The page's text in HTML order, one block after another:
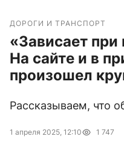
ДОРОГИ И ТРАНСПОРТ
«Зависает при
На сайте и в
произошел
Рассказываем, что
1 апреля 2025, 12:10 1 747